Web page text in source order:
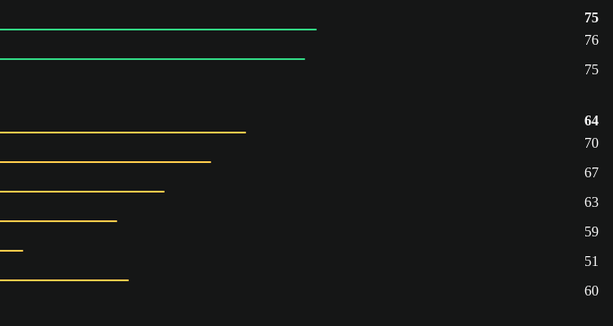
75
76
75
64
70
67
63
59
51
60